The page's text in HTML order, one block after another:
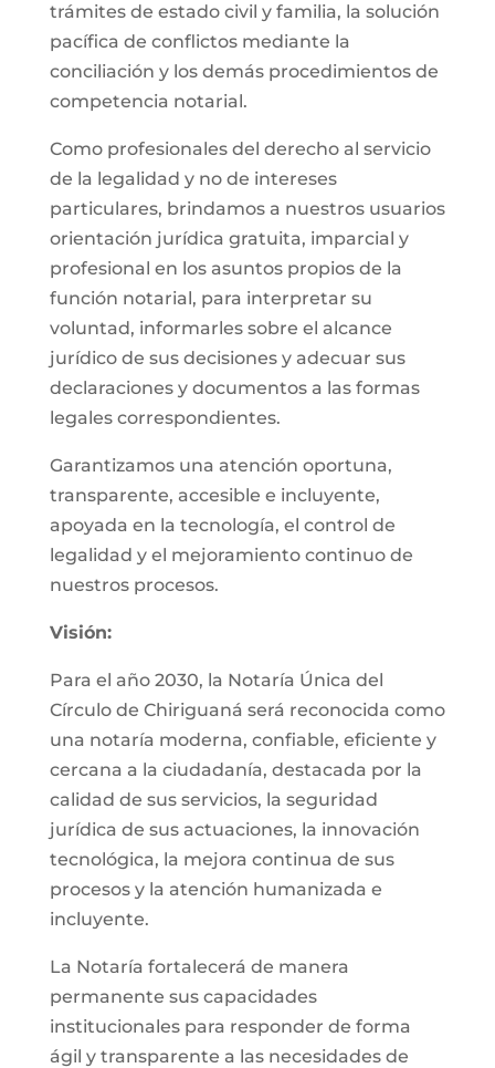
trámites de estado civil y familia, la solución
pacífica de conflictos mediante la
conciliación y los demás procedimientos de
competencia notarial.
Como profesionales del derecho al servicio
de la legalidad y no de intereses
particulares, brindamos a nuestros usuarios
orientación jurídica gratuita, imparcial y
profesional en los asuntos propios de la
función notarial, para interpretar su
voluntad, informarles sobre el alcance
jurídico de sus decisiones y adecuar sus
declaraciones y documentos a las formas
legales correspondientes.
Garantizamos una atención oportuna,
transparente, accesible e incluyente,
apoyada en la tecnología, el control de
legalidad y el mejoramiento continuo de
nuestros procesos.
Visión:
Para el año 2030, la Notaría Única del
Círculo de Chiriguaná será reconocida como
una notaría moderna, confiable, eficiente y
cercana a la ciudadanía, destacada por la
calidad de sus servicios, la seguridad
jurídica de sus actuaciones, la innovación
tecnológica, la mejora continua de sus
procesos y la atención humanizada e
incluyente.
La Notaría fortalecerá de manera
permanente sus capacidades
institucionales para responder de forma
ágil y transparente a las necesidades de